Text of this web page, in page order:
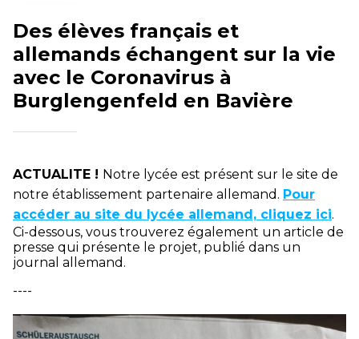
Des élèves français et
allemands échangent sur la vie
avec le Coronavirus à
Burglengenfeld en Bavière
ACTUALITE ! Notre lycée est présent sur le site de
notre établissement partenaire allemand. Pour
accéder au site du lycée allemand, cliquez ici.
Ci-dessous, vous trouverez également un article de
presse qui présente le projet, publié dans un
journal allemand.
----